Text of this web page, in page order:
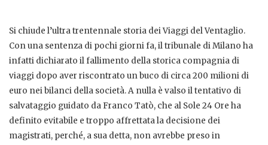
Si chiude l’ultra trentennale storia dei Viaggi del Ventaglio.
Con una sentenza di pochi giorni fa, il tribunale di Milano ha
infatti dichiarato il fallimento della storica compagnia di
viaggi dopo aver riscontrato un buco di circa 200 milioni di
euro nei bilanci della società. A nulla è valso il tentativo di
salvataggio guidato da Franco Tatò, che al Sole 24 Ore ha
definito evitabile e troppo affrettata la decisione dei
magistrati, perché, a sua detta, non avrebbe preso in